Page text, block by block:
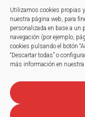
Utilizamos cookies propias
nuestra página web, para
personalizada en base a un
navegación (por ejemplo,
cookies pulsando el botón
“Descartar todas” o
más información en nuestra